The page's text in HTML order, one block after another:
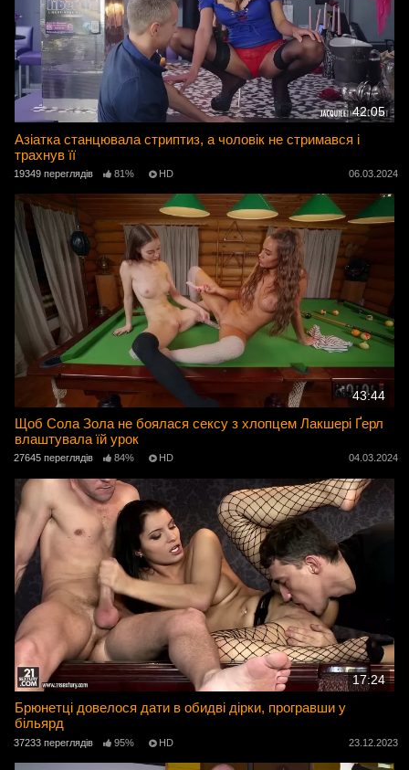
42:05
Азіатка станцювала стриптиз, а чоловік не стримався і
трахнув її
19349 переглядів 81% HD 06.03.2024
43:44
Щоб Сола Зола не боялася сексу з хлопцем Лакшері Ґерл
влаштувала їй урок
27645 переглядів 84% HD 04.03.2024
17:24
Брюнетці довелося дати в обидві дірки, програвши у
більярд
37233 переглядів 95% HD 23.12.2023